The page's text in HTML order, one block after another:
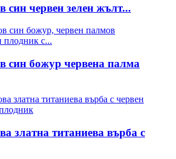
син червен зелен жълт...
син божур червена палма
златна титаниева върба с